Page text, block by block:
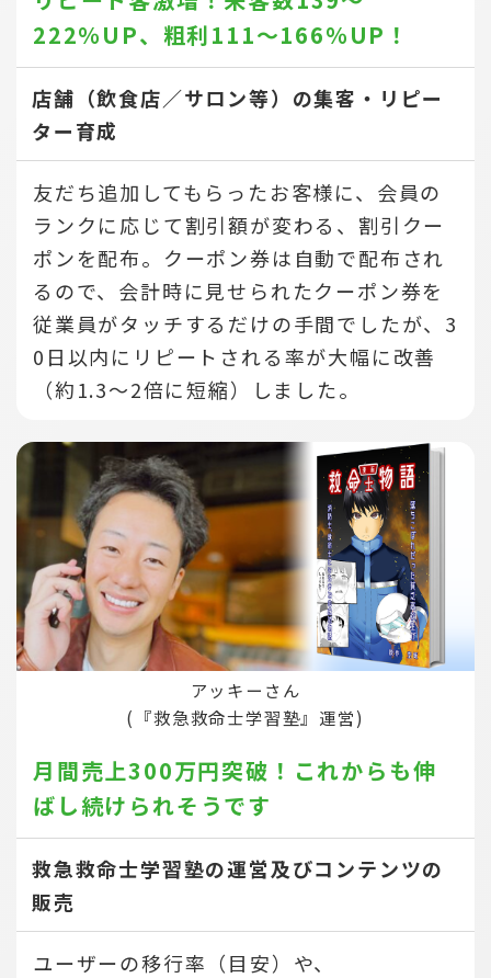
222％UP、 粗利111～166％UP！
店舗（飲食店／サロン等）の集客・リピー
ター育成
友だち追加してもらったお客様に、会員の
ランクに応じて割引額が変わる、割引クー
ポンを配布。クーポン券は自動で配布され
るので、会計時に見せられたクーポン券を
従業員がタッチするだけの手間でしたが、3
0日以内にリピートされる率が大幅に改善
（約1.3～2倍に短縮）しました。
アッキーさん
(『救急救命士学習塾』運営)
月間売上300万円突破！ これからも伸
ばし続けられそうです
救急救命士学習塾の運営及びコンテンツの
販売
ユーザーの移行率（目安）や、